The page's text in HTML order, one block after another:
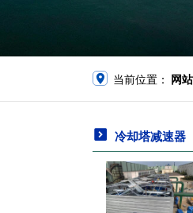
当前位置： 网
冷却塔减速器